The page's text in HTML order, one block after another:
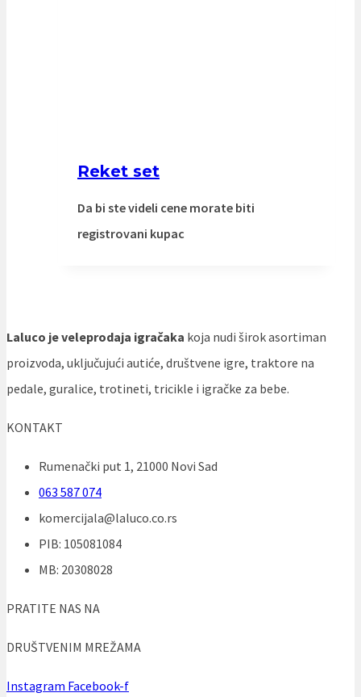
Reket set
Da bi ste videli cene morate biti
registrovani kupac
Laluco je veleprodaja igračaka koja nudi širok asortiman
proizvoda, uključujući autiće, društvene igre, traktore na
pedale, guralice, trotineti, tricikle i igračke za bebe.
KONTAKT
Rumenački put 1, 21000 Novi Sad
063 587 074
komercijala@laluco.co.rs
PIB: 105081084
MB: 20308028
PRATITE NAS NA
DRUŠTVENIM MREŽAMA
Instagram Facebook-f